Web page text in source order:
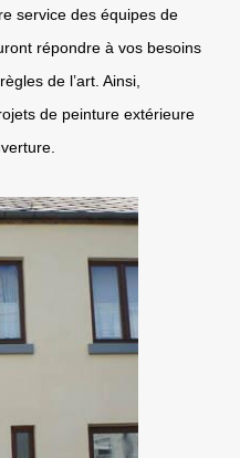
service des équipes de
répondre à vos besoins
de l’art. Ainsi,
de peinture extérieure